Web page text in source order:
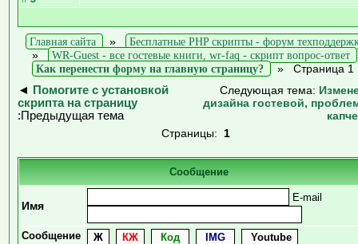
Главная сайта »
Бесплатные PHP скрипты - форум
»
WR-Guest - все гостевые книги, wr-faq - скрипт вопрос-ответ
Как перенести форму на главную страницу?
» Страница 1
◄
Помогите с установкой
скрипта на страницу
:Предыдущая тема
Следующая тема:
дизайна гостевой,
Страницы: 1
Сообщение
Имя
E-mail
Сообщение